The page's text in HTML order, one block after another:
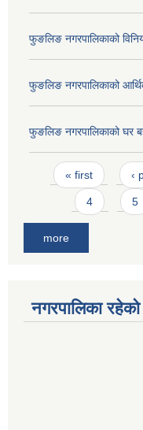
फुङलिङ नगरपालिकाको
फुङलिङ नगरपालिकाको
फुङलिङ नगरपालिकाको घर
Pages
« first ‹
4 5
more
नगरपालिका